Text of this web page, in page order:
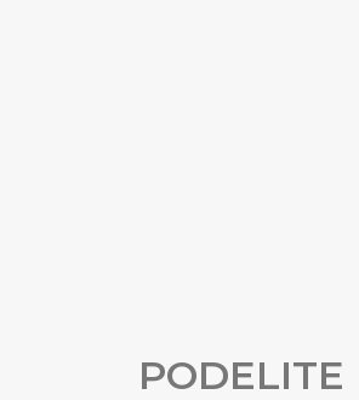
PODELITE